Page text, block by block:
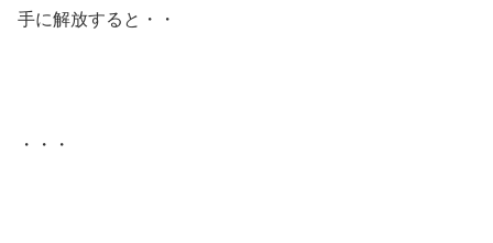
手に解放すると・・
・・・